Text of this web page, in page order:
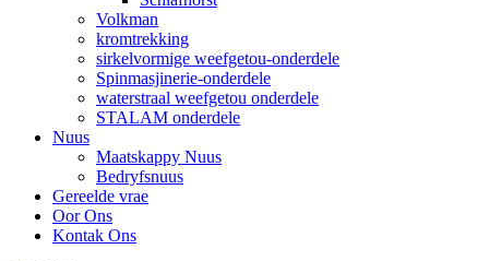
Volkman
kromtrekking
sirkelvormige weefgetou-onderdele
Spinmasjinerie-onderdele
waterstraal weefgetou onderdele
STALAM onderdele
Nuus
Maatskappy Nuus
Bedryfsnuus
Gereelde vrae
Oor Ons
Kontak Ons